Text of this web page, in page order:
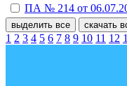
ПА № 214 от
выделить все скачать
1 2 3 4 5 6 7 8 9 10 11 12